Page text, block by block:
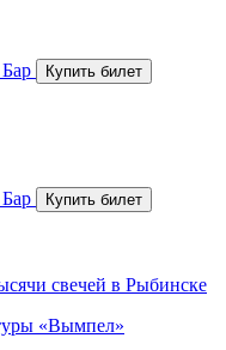
свечей в Рыбинске
«Вымпел»